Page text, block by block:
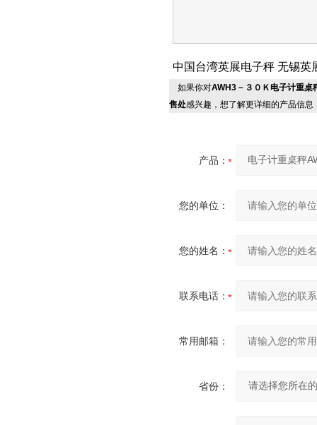
中国台湾英展电子秤 无锡英
如果你对AWH3－３０Ｋ电子计重桌
售处感兴趣，想了解更详细的产品信
产品：
您的单位：
您的姓名：
联系电话：
常用邮箱：
省份：